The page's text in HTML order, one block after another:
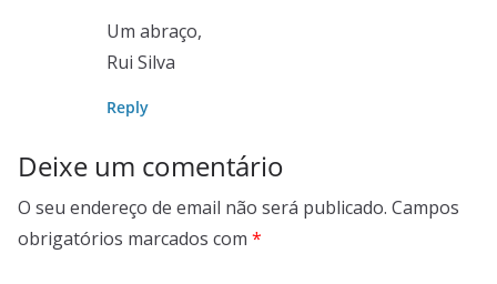
Um abraço,
Rui Silva
Reply
Deixe um comentário
O seu endereço de email não será publicado. Campos
obrigatórios marcados com *